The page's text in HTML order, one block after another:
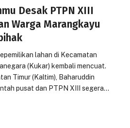
Desak PTPN XIII
Warga Marangkayu
lahan di Kecamatan
(Kukar) kembali mencuat.
Timur (Kaltim), Baharuddin
pusat dan PTPN XIII segera…